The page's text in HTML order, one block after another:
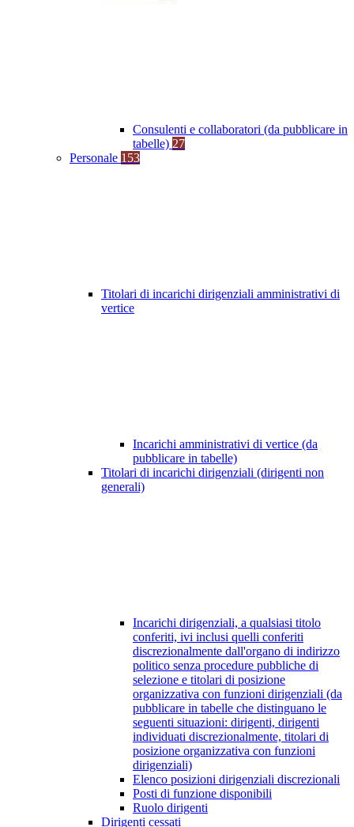
Consulenti e collaboratori (da pubblicare in
tabelle) 27
Personale 153
Titolari di incarichi dirigenziali amministrativi di
vertice
Incarichi amministrativi di vertice (da
pubblicare in tabelle)
Titolari di incarichi dirigenziali (dirigenti non
generali)
Incarichi dirigenziali, a qualsiasi titolo
conferiti, ivi inclusi quelli conferiti
discrezionalmente dall'organo di indirizzo
politico senza procedure pubbliche di
selezione e titolari di posizione
organizzativa con funzioni dirigenziali (da
pubblicare in tabelle che distinguano le
seguenti situazioni: dirigenti, dirigenti
individuati discrezionalmente, titolari di
posizione organizzativa con funzioni
dirigenziali)
Elenco posizioni dirigenziali discrezionali
Posti di funzione disponibili
Ruolo dirigenti
Dirigenti cessati